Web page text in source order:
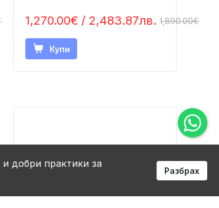
1,270.00€ / 2,483.87лв. 1,890.00€
Купи
добри практики за
Разбрах